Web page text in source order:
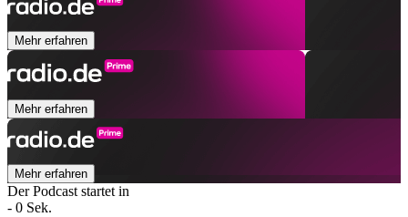
Mehr erfahren
Mehr erfahren
Mehr erfahren
Der Podcast startet in
- 0 Sek.